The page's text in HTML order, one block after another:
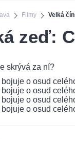
Filmy Velká
zeď: